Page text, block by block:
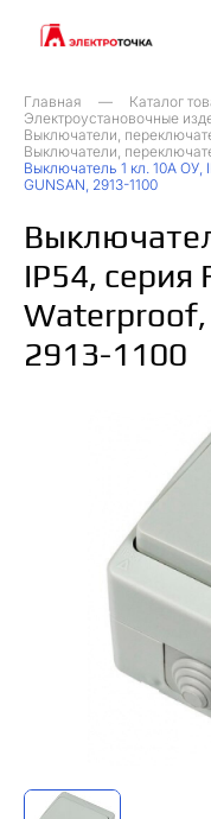
Главная
Каталог
Электроустановочные
Выключатели,
Выключатели,
Выключатель 1 кл. 10А ОУ,
GUNSAN, 2913-1100
IP54, серия
Waterproof,
2913-1100